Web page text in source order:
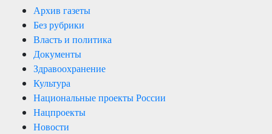
Архив газеты
Без рубрики
Власть и политика
Документы
Здравоохранение
Культура
Национальные проекты России
Нацпроекты
Новости